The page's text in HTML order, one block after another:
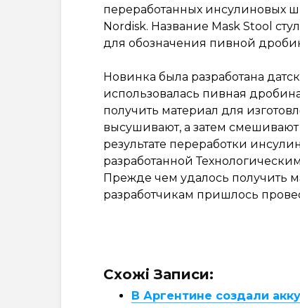
переработанных инсулиновых
Nordisk. Название Mask Stool
для обозначения пивной
Новинка была разработана
использовалась пивная
получить материал для
высушивают, а затем
результате переработки
разработанной
Прежде чем удалось получить
разработчикам пришлось
Схожі Записи:
В Аргентине создали